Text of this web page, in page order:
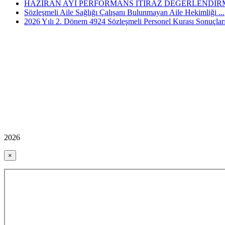
HAZİRAN AYI PERFORMANS İTİRAZ
Sözleşmeli Aile Sağlığı Çalışanı Bulunmayan Aile Hekimliği ...
2026 Yılı 2. Dönem 4924 Sözleşmeli Personel Kurası
2026
×